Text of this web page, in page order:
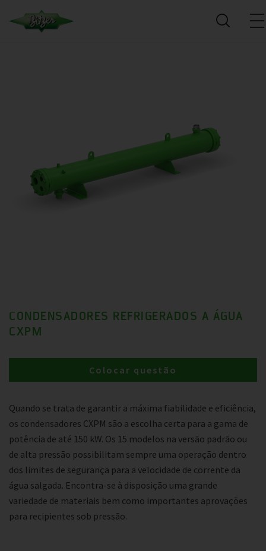
CONDENSADORES REFRIGERADOS A ÁGUA
CXPM
Quando se trata de garantir a máxima fiabilidade e eficiência,
os condensadores CXPM são a escolha certa para a gama de
potência de até 150 kW. Os 15 modelos na versão padrão ou
de alta pressão possibilitam sempre uma operação dentro
dos limites de segurança para a velocidade de corrente da
água salgada. Encontra-se à disposição uma grande
variedade de materiais bem como importantes aprovações
para recipientes sob pressão.
Colocar questão